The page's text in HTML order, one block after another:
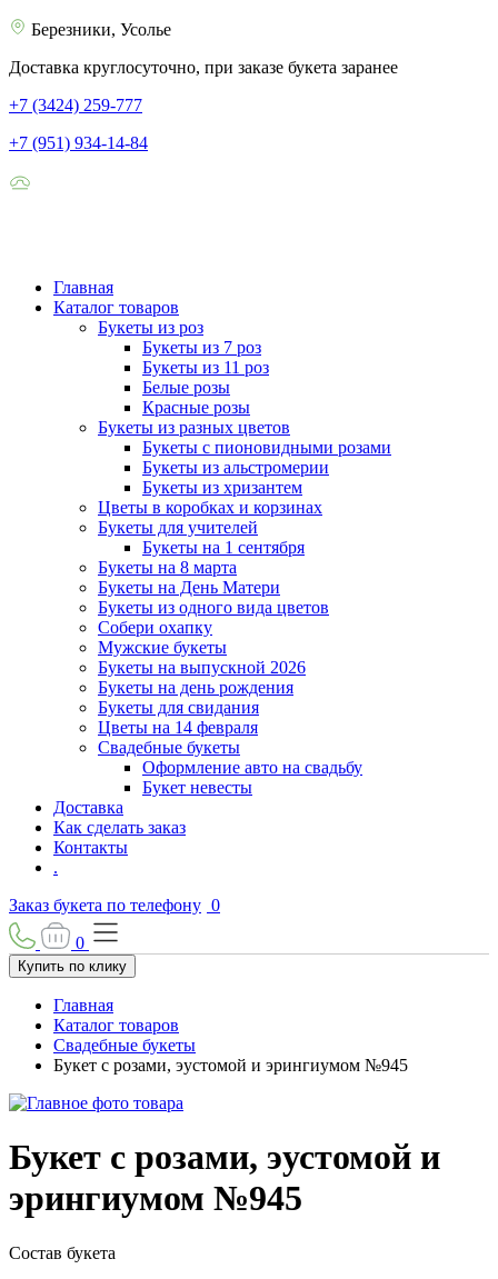
Березники, Усолье
Доставка круглосуточно, при заказе букета заранее
+7 (3424) 259-777
+7 (951) 934-14-84
Главная
Каталог товаров
Букеты из роз
Букеты из 7 роз
Букеты из 11 роз
Белые розы
Красные розы
Букеты из разных цветов
Букеты с пионовидными розами
Букеты из альстромерии
Букеты из хризантем
Цветы в коробках и корзинах
Букеты для учителей
Букеты на 1 сентября
Букеты на 8 марта
Букеты на День Матери
Букеты из одного вида цветов
Собери охапку
Мужские букеты
Букеты на выпускной 2026
Букеты на день рождения
Букеты для свидания
Цветы на 14 февраля
Свадебные букеты
Оформление авто на свадьбу
Букет невесты
Доставка
Как сделать заказ
Контакты
.
Заказ букета по телефону 0
0
Купить по клику
Главная
Каталог товаров
Свадебные букеты
Букет с розами, эустомой и эрингиумом №945
Букет с розами, эустомой и
эрингиумом №945
Состав букета